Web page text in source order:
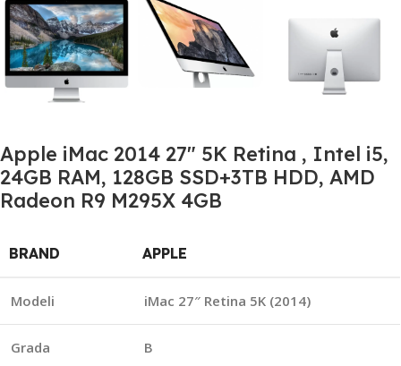
Apple iMac 2014 27″ 5K Retina , Intel i5,
24GB RAM, 128GB SSD+3TB HDD, AMD
Radeon R9 M295X 4GB
BRAND APPLE
Modeli iMac 27″ Retina 5K (2014)
Grada B